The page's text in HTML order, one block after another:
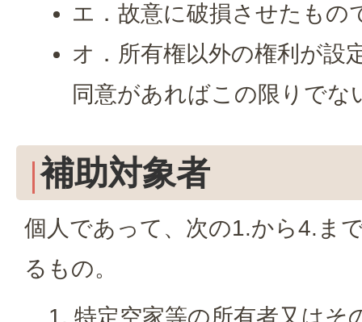
エ．故意に破損させたもの
オ．所有権以外の権利が設
同意があればこの限りでな
補助対象者
個人であって、次の1.から4.ま
るもの。
特定空家等の所有者又はそ